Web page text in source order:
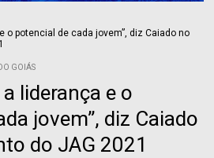
GOIÁS
liderança e o
jovem”, diz Caiado
do JAG 2021